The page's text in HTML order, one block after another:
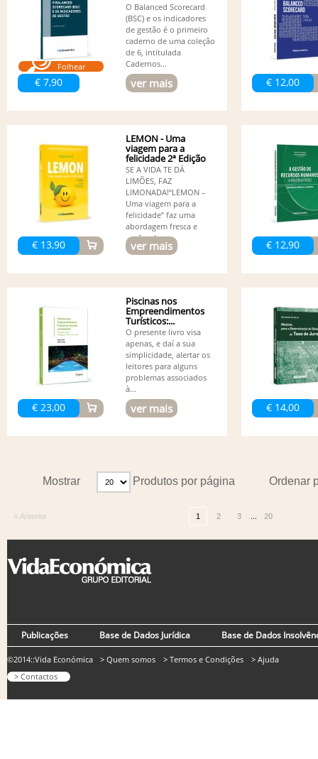
Folhear
€ 7,90
Gestão
O Balanced Scorecard
(BSC) e os indicadores
de gestão é o primeiro
caderno de uma coleção
de 6, intitulada
Cadernos...
ver mais € 12,00
€ 13,90
LEMON - Uma
viagem para a
felicidade 2ª Edição
SE A VIDA TE DÁ
LIMÕES, FAZ
LIMONADA!“LEMON –
Uma viagem para a
felicidade” faz uma
abordagem fresca e
profunda...
ver mais € 12,90
€ 23,00
Piscinas nos
Empreendimentos
Turísticos:...
O presente livro visa
apenas, e daí a sua
simplicidade, alertar os
leitores para alguns
problemas associados
à...
ver mais € 14,00
Ordenar
Mostrar Produtos por página
« Anterior 1 2 3 ... 20
Publicações Base de Dados Jurídica Base de Dados
©2014::Vida Económica
> Contactos
> Quem somos > Termos e Condições > Ajuda